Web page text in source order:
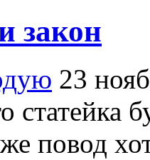
закон
23
статейка
повод